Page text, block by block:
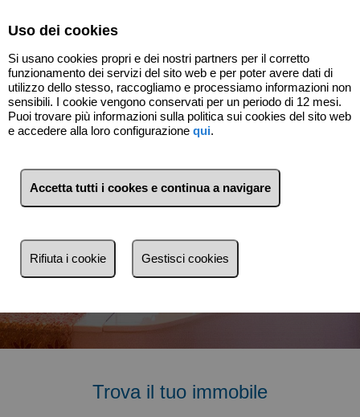
Trova il tuo immobile
Uso dei cookies
Si usano cookies propri e dei nostri partners per il corretto
funzionamento dei servizi del sito web e per poter avere dati di
utilizzo dello stesso, raccogliamo e processiamo informazioni non
sensibili. I cookie vengono conservati per un periodo di 12 mesi.
Puoi trovare più informazioni sulla politica sui cookies del sito web
e accedere alla loro configurazione qui.
Accetta tutti i cookes e continua a navigare
Rifiuta i cookie Gestisci cookies